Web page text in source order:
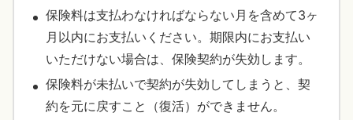
保険料は支払わなければならない月を含めて3ヶ
月以内にお支払いください。期限内にお支払い
いただけない場合は、保険契約が失効します。
保険料が未払いで契約が失効してしまうと、契
約を元に戻すこと（復活）ができません。